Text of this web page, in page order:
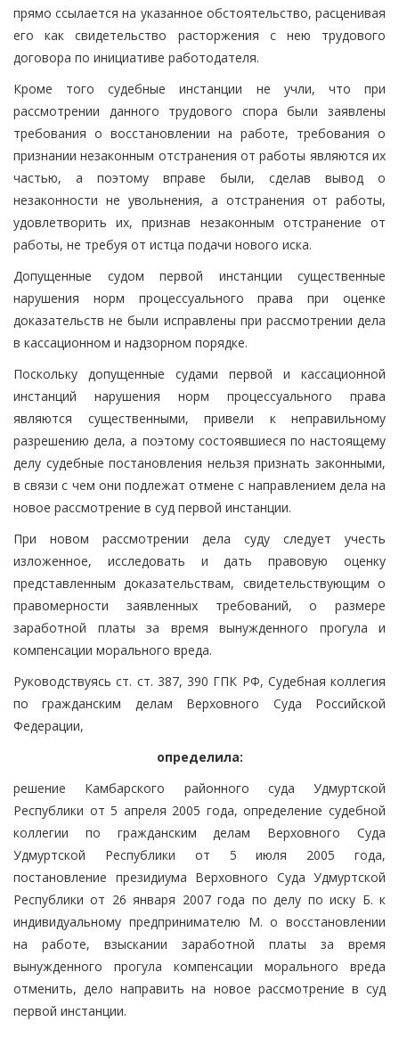
прямо ссылается на указанное обстоятельство, расценивая
его как свидетельство расторжения с нею трудового
договора по инициативе работодателя.
Кроме того судебные инстанции не учли, что при
рассмотрении данного трудового спора были заявлены
требования о восстановлении на работе, требования о
признании незаконным отстранения от работы являются их
частью, а поэтому вправе были, сделав вывод о
незаконности не увольнения, а отстранения от работы,
удовлетворить их, признав незаконным отстранение от
работы, не требуя от истца подачи нового иска.
Допущенные судом первой инстанции существенные
нарушения норм процессуального права при оценке
доказательств не были исправлены при рассмотрении дела
в кассационном и надзорном порядке.
Поскольку допущенные судами первой и кассационной
инстанций нарушения норм процессуального права
являются существенными, привели к неправильному
разрешению дела, а поэтому состоявшиеся по настоящему
делу судебные постановления нельзя признать законными,
в связи с чем они подлежат отмене с направлением дела на
новое рассмотрение в суд первой инстанции.
При новом рассмотрении дела суду следует учесть
изложенное, исследовать и дать правовую оценку
представленным доказательствам, свидетельствующим о
правомерности заявленных требований, о размере
заработной платы за время вынужденного прогула и
компенсации морального вреда.
Руководствуясь ст. ст. 387, 390 ГПК РФ, Судебная коллегия
по гражданским делам Верховного Суда Российской
Федерации,
определила:
решение Камбарского районного суда Удмуртской
Республики от 5 апреля 2005 года, определение судебной
коллегии по гражданским делам Верховного Суда
Удмуртской Республики от 5 июля 2005 года,
постановление президиума Верховного Суда Удмуртской
Республики от 26 января 2007 года по делу по иску Б. к
индивидуальному предпринимателю М. о восстановлении
на работе, взыскании заработной платы за время
вынужденного прогула компенсации морального вреда
отменить, дело направить на новое рассмотрение в суд
первой инстанции.